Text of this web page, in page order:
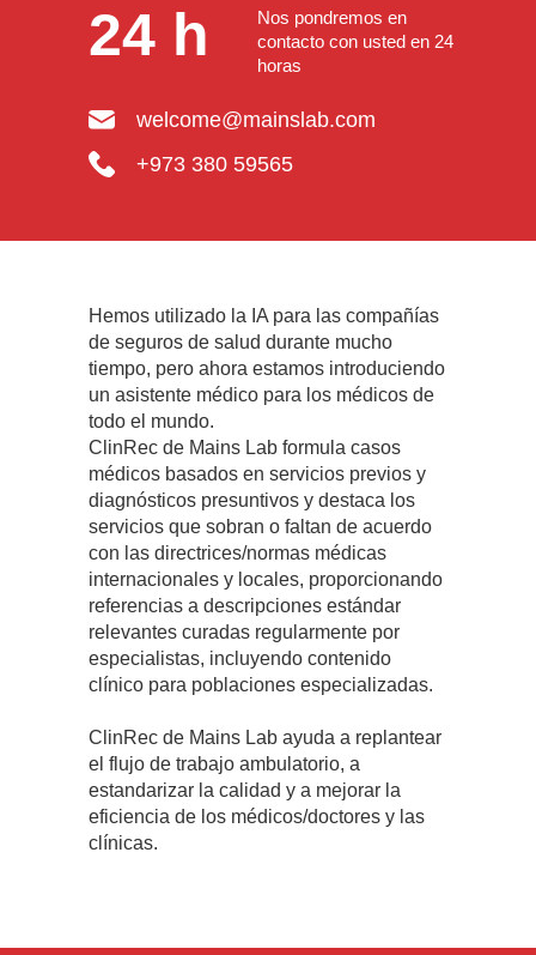
24 h
Nos pondremos en
contacto con usted en 24
horas
welcome@mainslab.com
+973 380 59565
Hemos utilizado la IA para las compañías
de seguros de salud durante mucho
tiempo, pero ahora estamos introduciendo
un asistente médico para los médicos de
todo el mundo.
ClinRec de Mains Lab formula casos
médicos basados en servicios previos y
diagnósticos presuntivos y destaca los
servicios que sobran o faltan de acuerdo
con las directrices/normas médicas
internacionales y locales, proporcionando
referencias a descripciones estándar
relevantes curadas regularmente por
especialistas, incluyendo contenido
clínico para poblaciones especializadas.
ClinRec de Mains Lab ayuda a replantear
el flujo de trabajo ambulatorio, a
estandarizar la calidad y a mejorar la
eficiencia de los médicos/doctores y las
clínicas.